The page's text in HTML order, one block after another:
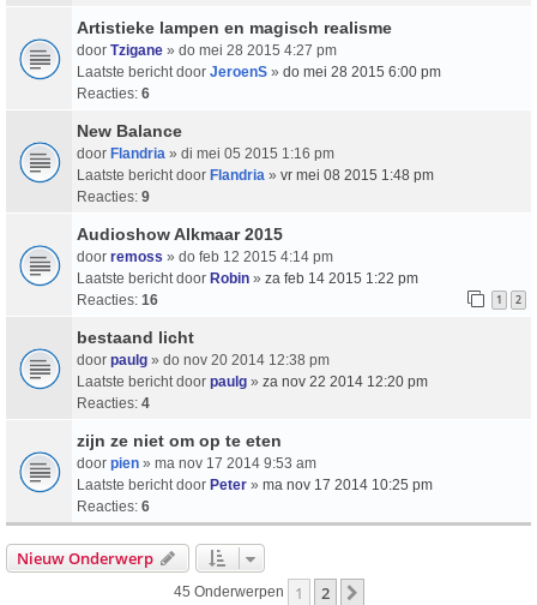
Artistieke lampen en magisch realisme
door Tzigane » do mei 28 2015 4:27 pm
Laatste bericht door JeroenS » do mei 28 2015 6:00 pm
Reacties: 6
New Balance
door Flandria » di mei 05 2015 1:16 pm
Laatste bericht door Flandria » vr mei 08 2015 1:48 pm
Reacties: 9
Audioshow Alkmaar 2015
door remoss » do feb 12 2015 4:14 pm
Laatste bericht door Robin » za feb 14 2015 1:22 pm
Reacties: 16 1 2
bestaand licht
door paulg » do nov 20 2014 12:38 pm
Laatste bericht door paulg » za nov 22 2014 12:20 pm
Reacties: 4
zijn ze niet om op te eten
door pien » ma nov 17 2014 9:53 am
Laatste bericht door Peter » ma nov 17 2014 10:25 pm
Reacties: 6
Nieuw Onderwerp
45 Onderwerpen 1 2